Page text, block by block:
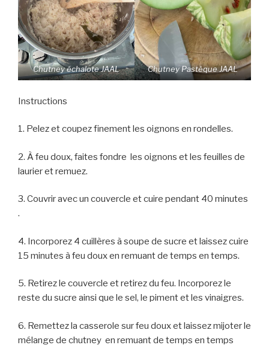
Chutney échalote JAAL Chutney Pastèque JAAL
Instructions
1. Pelez et coupez finement les oignons en rondelles.
2. À feu doux, faites fondre les oignons et les feuilles de
laurier et remuez.
3. Couvrir avec un couvercle et cuire pendant 40 minutes
.
4. Incorporez 4 cuillères à soupe de sucre et laissez cuire
15 minutes à feu doux en remuant de temps en temps.
5. Retirez le couvercle et retirez du feu. Incorporez le
reste du sucre ainsi que le sel, le piment et les vinaigres.
6. Remettez la casserole sur feu doux et laissez mijoter le
mélange de chutney en remuant de temps en temps